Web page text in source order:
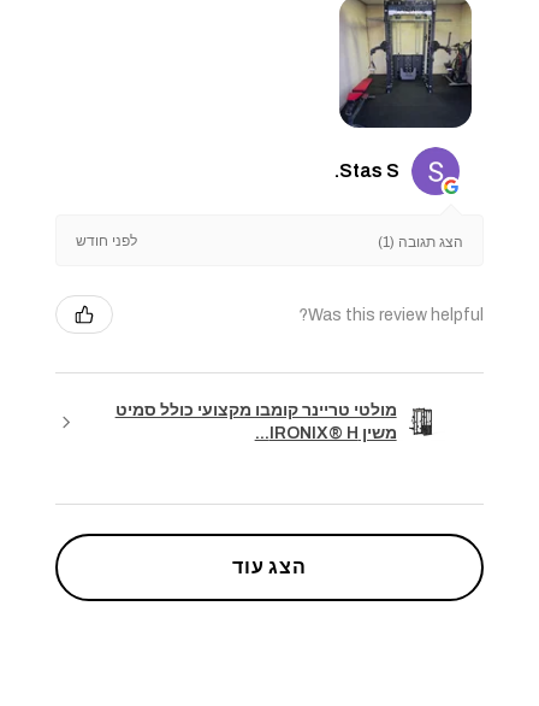
Stas S.
הצג תגובה (1) לפני חודש
Was this review helpful?
מולטי טריינר קומבו מקצועי כולל סמיט
משין IRONIX® H...
הצג עוד